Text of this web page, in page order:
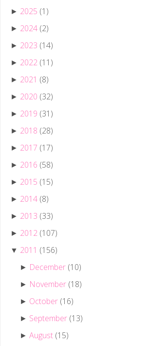
► 2025 (1)
► 2024 (2)
► 2023 (14)
► 2022 (11)
► 2021 (8)
► 2020 (32)
► 2019 (31)
► 2018 (28)
► 2017 (17)
► 2016 (58)
► 2015 (15)
► 2014 (8)
► 2013 (33)
► 2012 (107)
▼ 2011 (156)
► December (10)
► November (18)
► October (16)
► September (13)
►August (15)